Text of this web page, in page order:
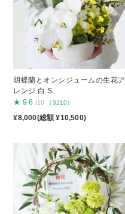
胡蝶蘭とオンシジュームの生花ア
レンジ 白 S
★ 9.6 /10 （3210）
¥8,000(総額 ¥10,500)